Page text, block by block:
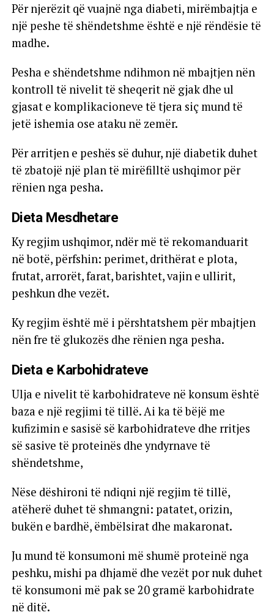
Për njerëzit që vuajnë nga diabeti, mirëmbajtja e
një peshe të shëndetshme është e një rëndësie të
madhe.
Pesha e shëndetshme ndihmon në mbajtjen nën
kontroll të nivelit të sheqerit në gjak dhe ul
gjasat e komplikacioneve të tjera siç mund të
jetë ishemia ose ataku në zemër.
Për arritjen e peshës së duhur, një diabetik duhet
të zbatojë një plan të mirëfilltë ushqimor për
rënien nga pesha.
Dieta Mesdhetare
Ky regjim ushqimor, ndër më të rekomanduarit
në botë, përfshin: perimet, drithërat e plota,
frutat, arrorët, farat, barishtet, vajin e ullirit,
peshkun dhe vezët.
Ky regjim është më i përshtatshem për mbajtjen
nën fre të glukozës dhe rënien nga pesha.
Dieta e Karbohidrateve
Ulja e nivelit të karbohidrateve në konsum është
baza e një regjimi të tillë. Ai ka të bëjë me
kufizimin e sasisë së karbohidrateve dhe rritjes
së sasive të proteinës dhe yndyrnave të
shëndetshme,
Nëse dëshironi të ndiqni një regjim të tillë,
atëherë duhet të shmangni: patatet, orizin,
bukën e bardhë, ëmbëlsirat dhe makaronat.
Ju mund të konsumoni më shumë proteinë nga
peshku, mishi pa dhjamë dhe vezët por nuk duhet
të konsumoni më pak se 20 gramë karbohidrate
në ditë.